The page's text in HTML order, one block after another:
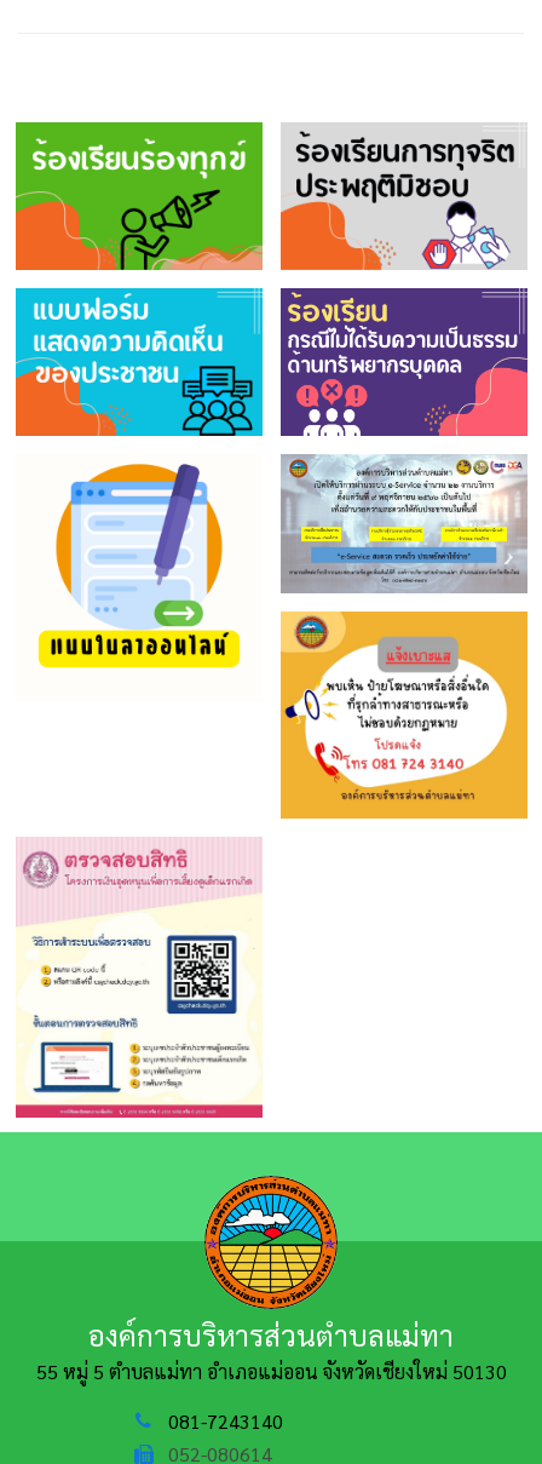
องค์การบริหารส่วนตำบลแม่ทา
55 หมู่ 5 ตำบลแม่ทา อำเภอแม่ออน จังหวัดเชียงใหม่ 50130
081-7243140
052-080614